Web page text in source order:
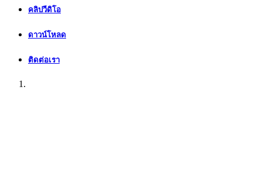
คลิปวีดิโอ
ดาวน์โหลด
ติดต่อเรา